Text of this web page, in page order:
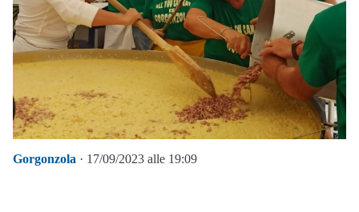
Gorgonzola · 17/09/2023 alle 19:09